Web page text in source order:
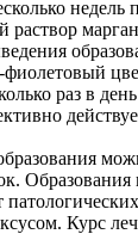
недель
фиолетовый
раз в
Курс